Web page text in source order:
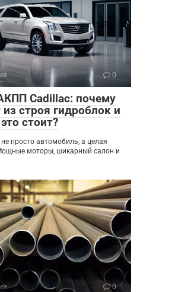
0
Cadillac: почему
строя гидроблок и
стоит?
просто автомобиль, а целая
моторы, шикарный салон и
0